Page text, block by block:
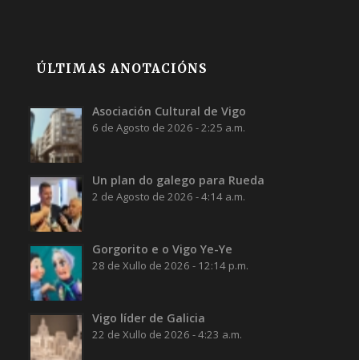
ÚLTIMAS ANOTACIÓNS
Asociación Cultural de Vigo
6 de Agosto de 2026 - 2:25 a.m.
Un plan do galego para Rueda
2 de Agosto de 2026 - 4:14 a.m.
Gorgorito e o Vigo Ye-Ye
28 de Xullo de 2026 - 12:14 p.m.
Vigo líder de Galicia
22 de Xullo de 2026 - 4:23 a.m.